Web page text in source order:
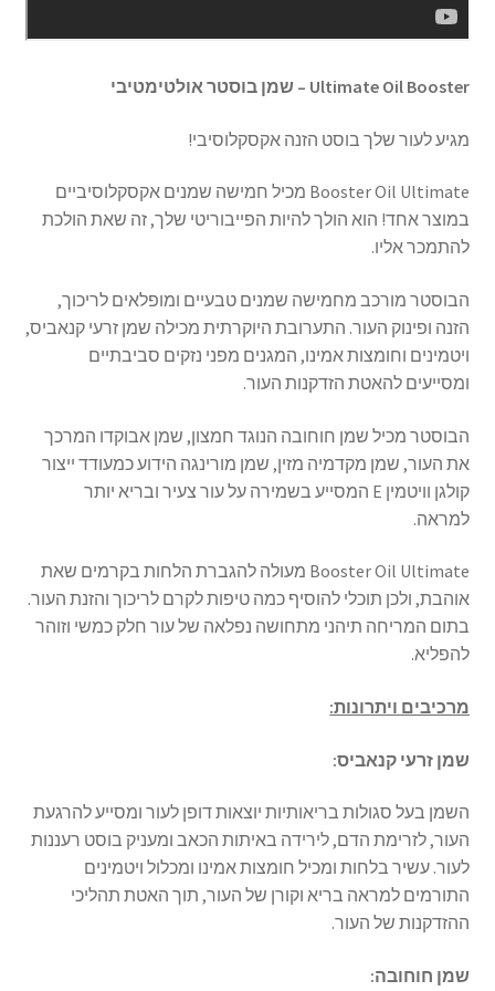
Ultimate Oil Booster – שמן בוסטר אולטימטיבי
מגיע לעור שלך בוסט הזנה אקסקלוסיבי!
Booster Oil Ultimate מכיל חמישה שמנים אקסקלוסיביים
במוצר אחד! הוא הולך להיות הפייבוריטי שלך, זה שאת הולכת
להתמכר אליו.
הבוסטר מורכב מחמישה שמנים טבעיים ומופלאים לריכוך,
הזנה ופינוק העור. התערובת היוקרתית מכילה שמן זרעי קנאביס,
ויטמינים וחומצות אמינו, המגנים מפני נזקים סביבתיים
ומסייעים להאטת הזדקנות העור.
הבוסטר מכיל שמן חוחובה הנוגד חמצון, שמן אבוקדו המרכך
את העור, שמן מקדמיה מזין, שמן מורינגה הידוע כמעודד ייצור
קולגן וויטמין E המסייע בשמירה על עור צעיר ובריא יותר
למראה.
Booster Oil Ultimate מעולה להגברת הלחות בקרמים שאת
אוהבת, ולכן תוכלי להוסיף כמה טיפות לקרם לריכוך והזנת העור.
בתום המריחה תיהני מתחושה נפלאה של עור חלק כמשי וזוהר
להפליא.
מרכיבים ויתרונות:
שמן זרעי קנאביס:
השמן בעל סגולות בריאותיות יוצאות דופן לעור ומסייע להרגעת
העור, לזרימת הדם, לירידה באיתות הכאב ומעניק בוסט רעננות
לעור. עשיר בלחות ומכיל חומצות אמינו ומכלול ויטמינים
התורמים למראה בריא וקורן של העור, תוך האטת תהליכי
ההזדקנות של העור.
שמן חוחובה: